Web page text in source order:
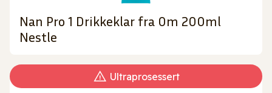
Nan Pro 1 Drikkeklar fra 0m 200ml
Nestle
Ultraprosessert